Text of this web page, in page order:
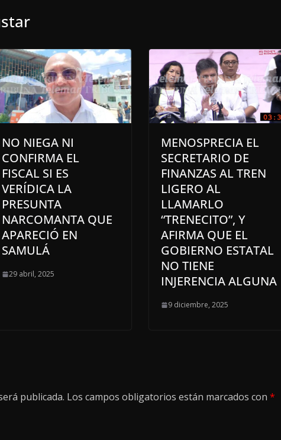
NO NIEGA NI
CONFIRMA EL
FISCAL SI ES
VERÍDICA LA
PRESUNTA
NARCOMANTA QUE
APARECIÓ EN
SAMULÁ
29 abril, 2025
MENOSPRECIA EL
SECRETARIO DE
FINANZAS AL TREN
LIGERO AL
LLAMARLO
“TRENECITO”, Y
AFIRMA QUE EL
GOBIERNO ESTATAL
NO TIENE
INJERENCIA ALGUNA
9 diciembre, 2025
publicada. Los campos obligatorios están marcados con *